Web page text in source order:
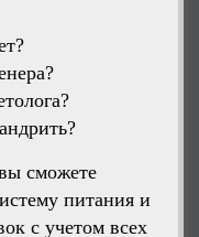
сможете
питания и
с учетом всех